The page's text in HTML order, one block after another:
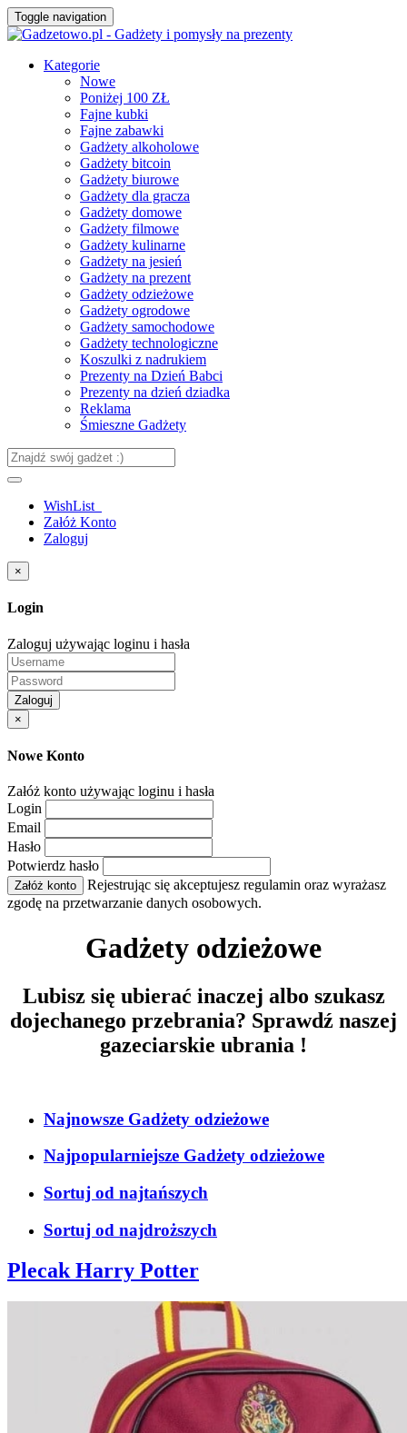
Toggle navigation
Kategorie
Nowe
Poniżej 100 ZŁ
Fajne kubki
Fajne zabawki
Gadżety alkoholowe
Gadżety bitcoin
Gadżety biurowe
Gadżety dla gracza
Gadżety domowe
Gadżety filmowe
Gadżety kulinarne
Gadżety na jesień
Gadżety na prezent
Gadżety odzieżowe
Gadżety ogrodowe
Gadżety samochodowe
Gadżety technologiczne
Koszulki z nadrukiem
Prezenty na Dzień Babci
Prezenty na dzień dziadka
Reklama
Śmieszne Gadżety
WishList
Załóż Konto
Zaloguj
×
Login
Zaloguj używając loginu i hasła
Zaloguj
×
Nowe Konto
Załóż konto używając loginu i hasła
Login
Email
Hasło
Potwierdz hasło
Załóż konto
Rejestrując się akceptujesz regulamin oraz wyrażasz
zgodę na przetwarzanie danych osobowych.
Gadżety odzieżowe
Lubisz się ubierać inaczej albo szukasz
dojechanego przebrania? Sprawdź naszej
gazeciarskie ubrania !
Najnowsze Gadżety odzieżowe
Najpopularniejsze Gadżety odzieżowe
Sortuj od najtańszych
Sortuj od najdroższych
Plecak Harry Potter